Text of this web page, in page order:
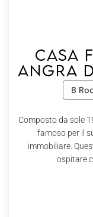
Casa
Angra
8
Composto da sole
famoso per il
immobiliare.
ospitare